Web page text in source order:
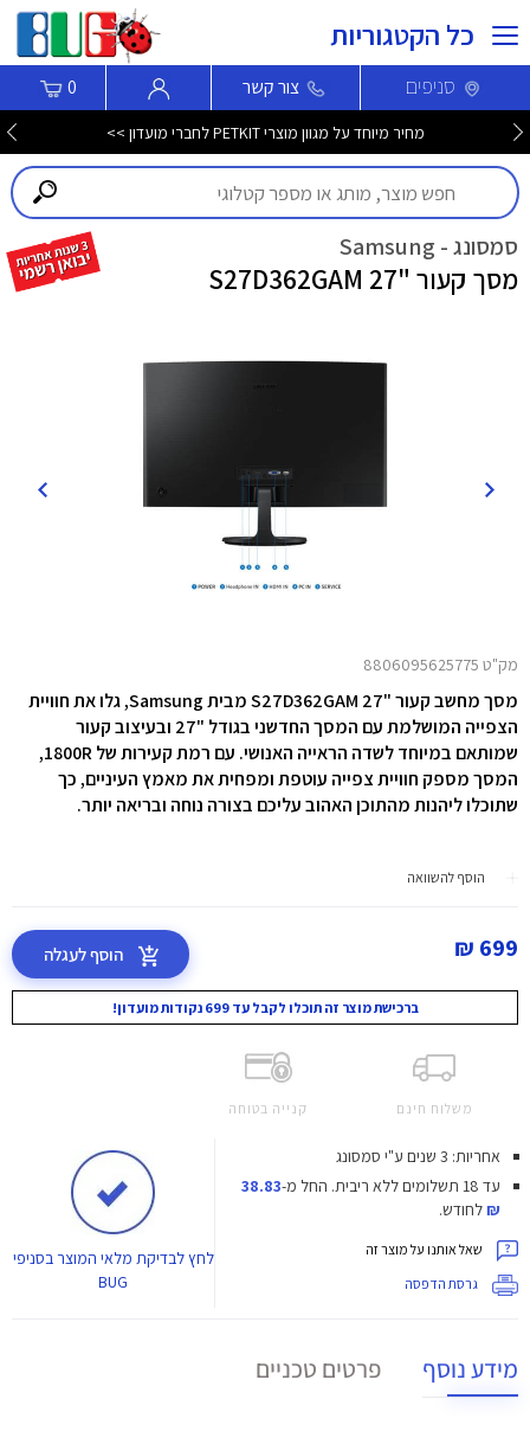
כל הקטגוריות
סניפים צור קשר 0
מחיר מיוחד על מגוון מוצרי PETKIT לחברי מועדון >>
סמסונג - Samsung
מסך קעור "27 S27D362GAM
מק"ט 8806095625775
מסך מחשב קעור "27 S27D362GAM מבית Samsung, ג
לו את חוויית
הצפייה המושלמת עם המסך החדשני בגודל "27 ובעיצוב קעור
שמותאם במיוחד לשדה הראייה האנושי. עם רמת קעירות של 1800R,
המסך מספק חוויית צפייה עוטפת ומפחית את מאמץ העיניים, כך
שתוכלו ליהנות מהתוכן האהוב עליכם בצורה נוחה ובריאה יותר.
הוסף להשוואה
699 ₪ הוסף לעגלה
ברכישת מוצר זה תוכלו לקבל עד 699 נקודות מועדון!
משלוח חינם קנייה בטוחה
אחריות: 3 שנים ע"י סמסונג
עד 18 תשלומים ללא ריבית.
החל מ-38.83
₪לחודש.
שאל אותנו על מוצר זה
גרסת הדפסה
לחץלבדיקת מלאי המוצר בסניפי
BUG
מידע נוסף פרטים טכניים